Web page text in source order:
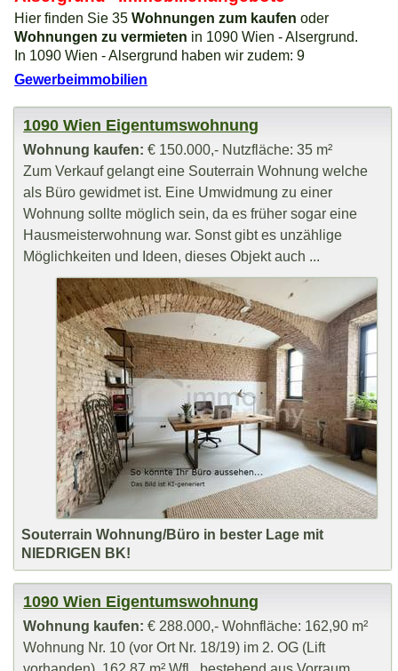
Hier finden Sie 35Wohnungen zum kaufen oder
Wohnungen zu vermieten in 1090 Wien - Alsergrund.
In 1090 Wien - Alsergrund haben wir zudem: 9
Gewerbeimmobilien
1090 Wien Eigentumswohnung
Wohnung kaufen: € 150.000,- Nutzfläche: 35 m²
Zum Verkauf gelangt eine Souterrain Wohnung welche
als Büro gewidmet ist. Eine Umwidmung zu einer
Wohnung sollte möglich sein, da es früher sogar eine
Hausmeisterwohnung war. Sonst gibt es unzählige
Möglichkeiten und Ideen, dieses Objekt auch ...
Souterrain Wohnung/Büro in bester Lage mit
NIEDRIGEN BK!
1090 Wien Eigentumswohnung
Wohnung kaufen: € 288.000,- Wohnfläche: 162,90 m²
Wohnung Nr. 10 (vor Ort Nr. 18/19) im 2. OG (Lift